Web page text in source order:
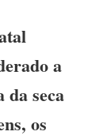
a
da seca
os